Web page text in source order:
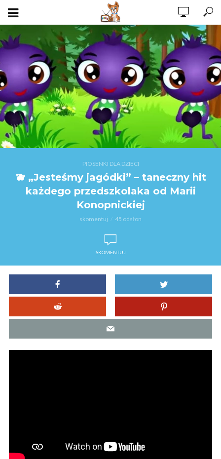
PIOSENKI DLA DZIECI
🫐 „Jesteśmy jagódki” – taneczny hit
każdego przedszkolaka od Marii
Konopnickiej
skomentuj 45 odsłon
SKOMENTUJ